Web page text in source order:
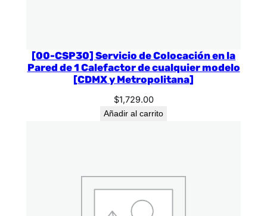
[00-CSP30] Servicio de Colocación en la
Pared de 1 Calefactor de cualquier modelo
[CDMX y Metropolitana]
$1,729.00
Añadir al carrito